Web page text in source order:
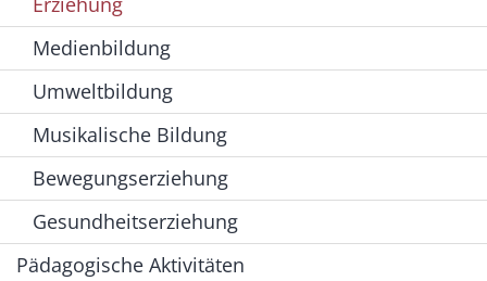
Medienbildung
Umweltbildung
Musikalische Bildung
Bewegungserziehung
Gesundheitserziehung
Pädagogische Aktivitäten